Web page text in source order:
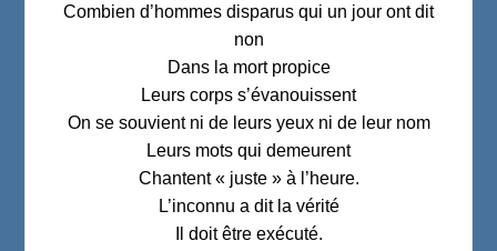
Combien d’hommes disparus qui un jour ont dit
non
Dans la mort propice
Leurs corps s’évanouissent
On se souvient ni de leurs yeux ni de leur nom
Leurs mots qui demeurent
Chantent « juste » à l’heure.
L’inconnu a dit la vérité
Il doit être exécuté.